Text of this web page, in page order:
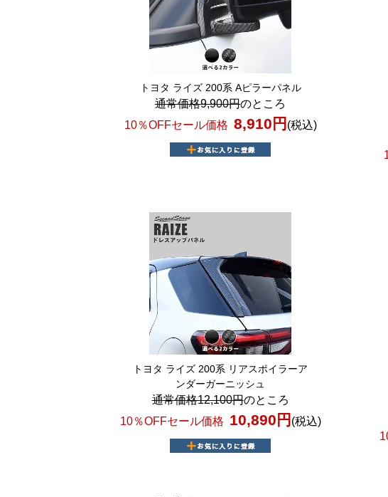
トヨタ ライズ 200系 Aピラーパネル
通常価格9,900円のところ
10％OFFセール価格 8,910円 (税込)
トヨタ ライズ 200系 リアスポイラーア
ンダーガーニッシュ
通常価格12,100円のところ
10％OFFセール価格 10,890円 (税込)